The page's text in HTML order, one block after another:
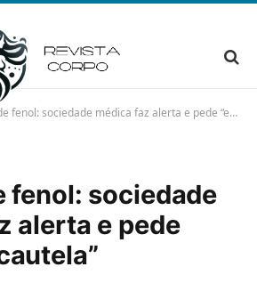
sociedade médica faz alerta e pede “extrema cautela”
fenol: sociedade
alerta e pede